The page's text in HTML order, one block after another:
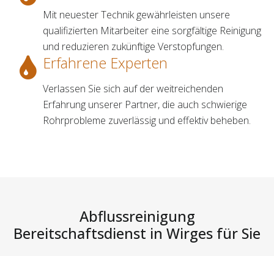
Mit neuester Technik gewährleisten unsere
qualifizierten Mitarbeiter eine sorgfältige Reinigung
und reduzieren zukünftige Verstopfungen.
Erfahrene Experten
Verlassen Sie sich auf der weitreichenden
Erfahrung unserer Partner, die auch schwierige
Rohrprobleme zuverlässig und effektiv beheben.
Abflussreinigung
Bereitschaftsdienst in Wirges für Sie